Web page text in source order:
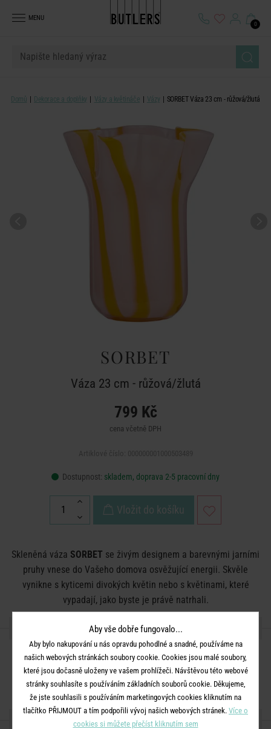
MENU
0
Domů Dekorace a doplňky Vázy a květináče Vázy SORBET Váza 23 cm - růžová/žlutá
SORBET
Váza 23 cm - růžová/žlutá
799 Kč
cena včetně DPH
Dostupnost: skladem, doprava 2-5 pracovní dny
Vložit do košíku
Skleněná váza SORBET se živým designem a barevnými jarními
pruhy vnese do Vašeho domova osvěžující energii. Skvěle
vynikne s kyticemi divokých květin nebo s květinami, které
vypadají, jako byste je právě natrhali.
DETAILY PRODUKTU
Rozměry:průměr 21 x V 23 cm
Materiál:sklo
SDÍLEJTE S PŘÁTELI
Aby vše dobře fungovalo...
Aby bylo nakupování u nás opravdu pohodlné a snadné, používáme na
našich webových stránkách soubory cookie. Cookies jsou malé soubory,
které jsou dočasně uloženy ve vašem prohlížeči. Návštěvou této webové
stránky souhlasíte s používáním základních souborů cookie. Děkujeme,
že jste souhlasili s používáním marketingových cookies kliknutím na
tlačítko PŘIJMOUT a tím podpořili vývoj našich webových stránek. Více o
cookies si můžete přečíst kliknutím sem